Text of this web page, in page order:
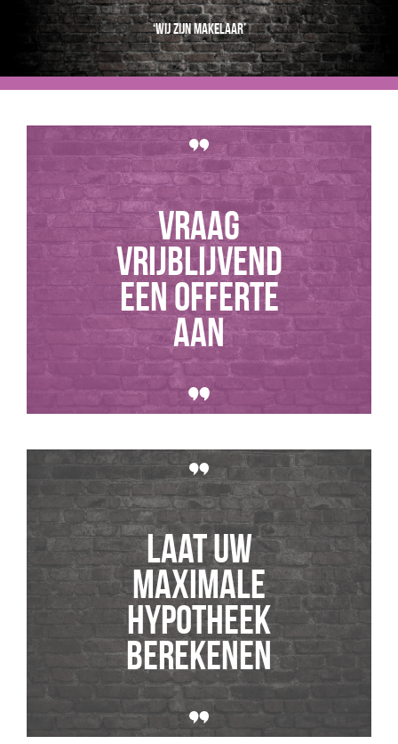
‘Wij zijn makelaar’
Vraag
vrijblijvend
een offerte
aan
Laat uw
maximale
hypotheek
berekenen